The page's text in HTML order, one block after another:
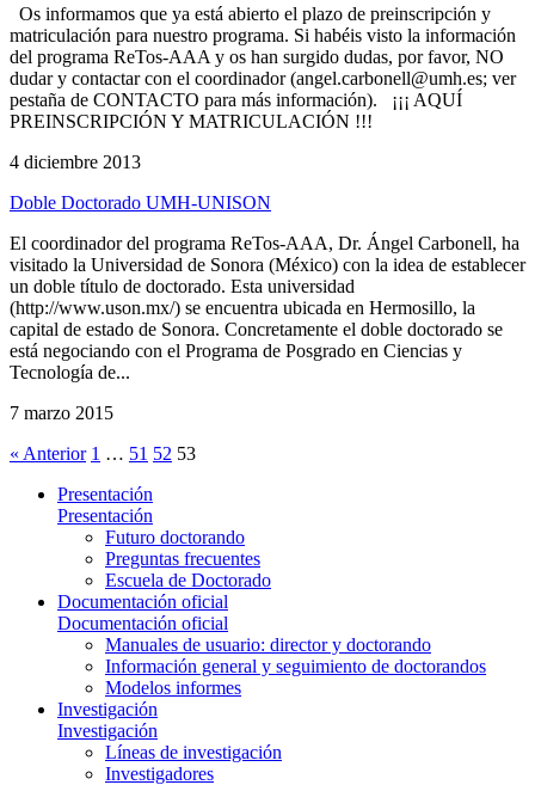
Os informamos que ya está abierto el plazo de preinscripción y
matriculación para nuestro programa. Si habéis visto la información
del programa ReTos-AAA y os han surgido dudas, por favor, NO
dudar y contactar con el coordinador (angel.carbonell@umh.es; ver
pestaña de CONTACTO para más información). ¡¡¡ AQUÍ
PREINSCRIPCIÓN Y MATRICULACIÓN !!!
4 diciembre 2013
Doble Doctorado UMH-UNISON
El coordinador del programa ReTos-AAA, Dr. Ángel Carbonell, ha
visitado la Universidad de Sonora (México) con la idea de establecer
un doble título de doctorado. Esta universidad
(http://www.uson.mx/) se encuentra ubicada en Hermosillo, la
capital de estado de Sonora. Concretamente el doble doctorado se
está negociando con el Programa de Posgrado en Ciencias y
Tecnología de...
7 marzo 2015
« Anterior 1 … 51 52 53
Presentación
Presentación
Futuro doctorando
Preguntas frecuentes
Escuela de Doctorado
Documentación oficial
Documentación oficial
Manuales de usuario: director y doctorando
Información general y seguimiento de doctorandos
Modelos informes
Investigación
Investigación
Líneas de investigación
Investigadores